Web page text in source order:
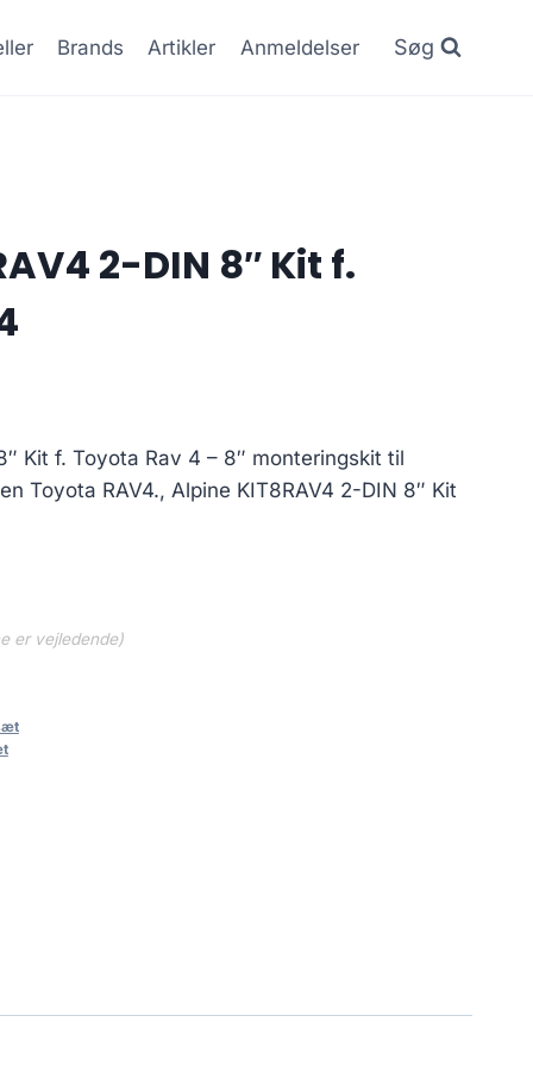
Brands Artikler Anmeldelser Søg
2-DIN 8″ Kit f.
Kit f. Toyota Rav 4 – 8″ monteringskit til
Toyota RAV4., Alpine KIT8RAV4 2-DIN 8″ Kit
er vejledende)